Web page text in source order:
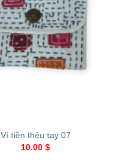
Ví tiền thêu tay 07
10.00 $